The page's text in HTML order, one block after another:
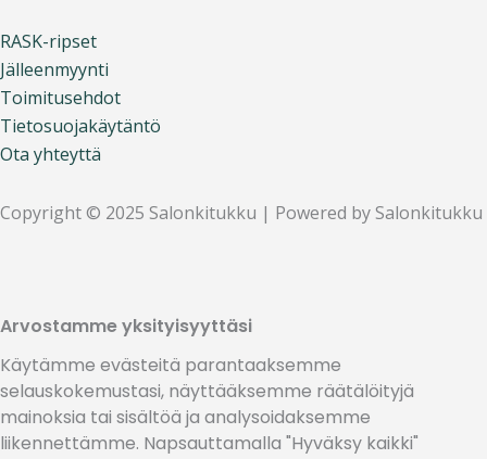
m
RASK-ripset
Jälleenmyynti
Toimitusehdot
Tietosuojakäytäntö
Ota yhteyttä
Copyright © 2025 Salonkitukku | Powered by Salonkitukku
Arvostamme yksityisyyttäsi
Käytämme evästeitä parantaaksemme
selauskokemustasi, näyttääksemme räätälöityjä
mainoksia tai sisältöä ja analysoidaksemme
liikennettämme. Napsauttamalla "Hyväksy kaikki"